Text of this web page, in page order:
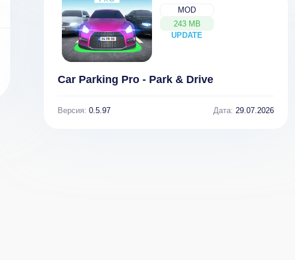
MOD
243 MB
UPDATE
NEW
Car Parking Pro - Park & Drive
Версия: 0.5.97 Дата: 29.07.2026